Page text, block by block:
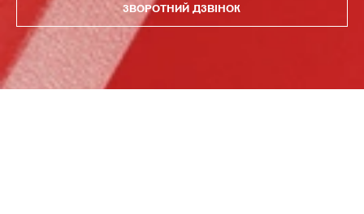
ЗВОРОТНИЙ ДЗВІНОК